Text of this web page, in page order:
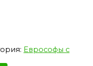
Еврософы с